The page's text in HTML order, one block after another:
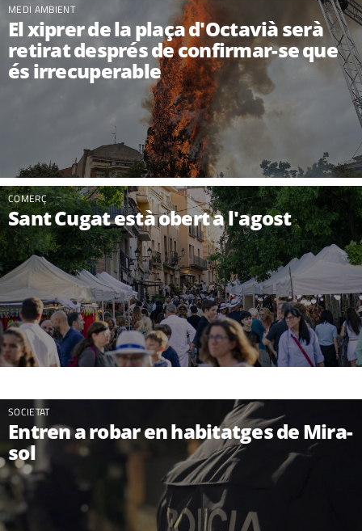
MEDI AMBIENT
El xiprer de la plaça d'Octavià serà
retirat després de confirmar-se que
és irrecuperable
COMERÇ
Sant Cugat està obert a l'agost
SOCIETAT
Entren a robar en habitatges de Mira-
sol